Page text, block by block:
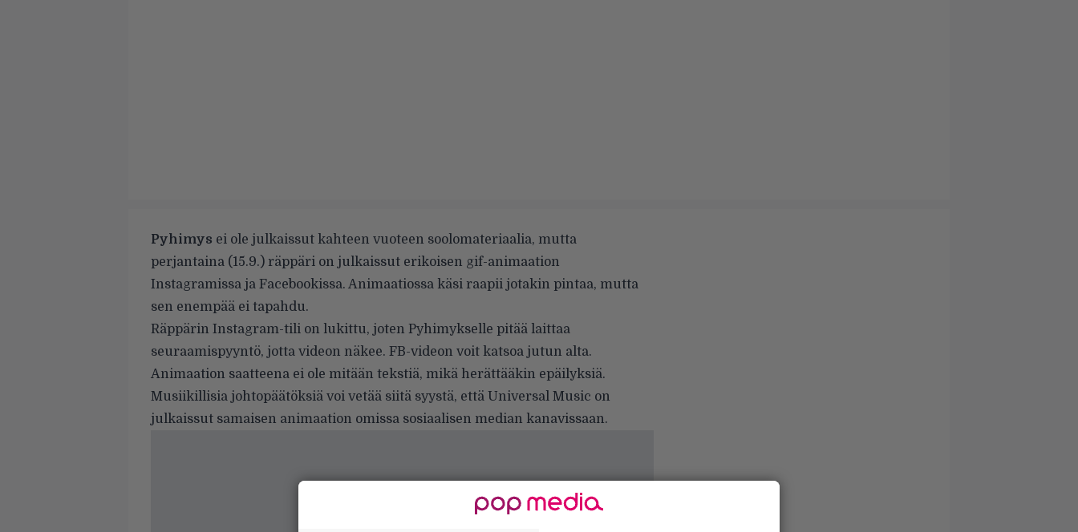
Pyhimys ei ole julkaissut kahteen vuoteen soolomateriaalia, mutta
perjantaina (15.9.) räppäri on julkaissut erikoisen gif-animaation
Instagramissa ja Facebookissa. Animaatiossa käsi raapii jotakin pintaa, mutta
sen enempää ei tapahdu.
Räppärin Instagram-tili on lukittu, joten Pyhimykselle pitää laittaa
seuraamispyyntö, jotta videon näkee. FB-videon voit katsoa jutun alta.
Animaation saatteena ei ole mitään tekstiä, mikä herättääkin epäilyksiä.
Musiikillisia johtopäätöksiä voi vetää siitä syystä, että Universal Music on
julkaissut samaisen animaation omissa sosiaalisen median kanavissaan.